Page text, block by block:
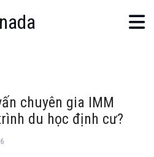
chuyên gia IMM
du học định cư?